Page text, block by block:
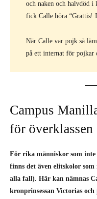
och naken och halvdöd i
fick Calle höra “Grattis!
När Calle var pojk så
på ett internat för pojkar
Campus
för överklassen
För rika människor som
finns det även elitskolor
alla fall). Här kan nämnas
kronprinsessan Victorias